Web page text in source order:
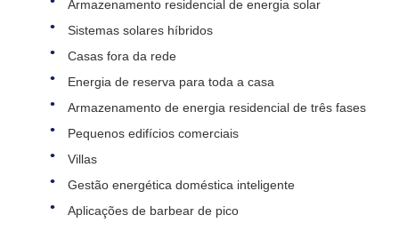
Armazenamento residencial de energia solar
Sistemas solares híbridos
Casas fora da rede
Energia de reserva para toda a casa
Armazenamento de energia residencial de três fases
Pequenos edifícios comerciais
Villas
Gestão energética doméstica inteligente
Aplicações de barbear de pico